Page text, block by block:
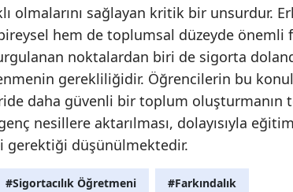
olmalarını sağlayan kritik bir unsurdur.
hem de toplumsal düzeyde önemli
noktalardan biri de sigorta
gerekliliğidir. Öğrencilerin bu
daha güvenli bir toplum oluşturmanın
nesillere aktarılması, dolayısıyla
gerektiği düşünülmektedir.
#Sigortacılık Öğretmeni #Farkındalık